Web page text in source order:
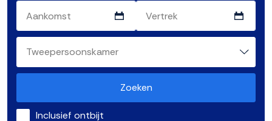
Zoeken
Inclusief ontbijt